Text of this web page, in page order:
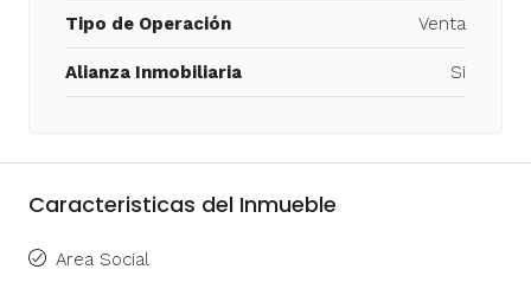
Tipo de Operación Venta
Alianza Inmobiliaria Si
Caracteristicas del Inmueble
Area Social